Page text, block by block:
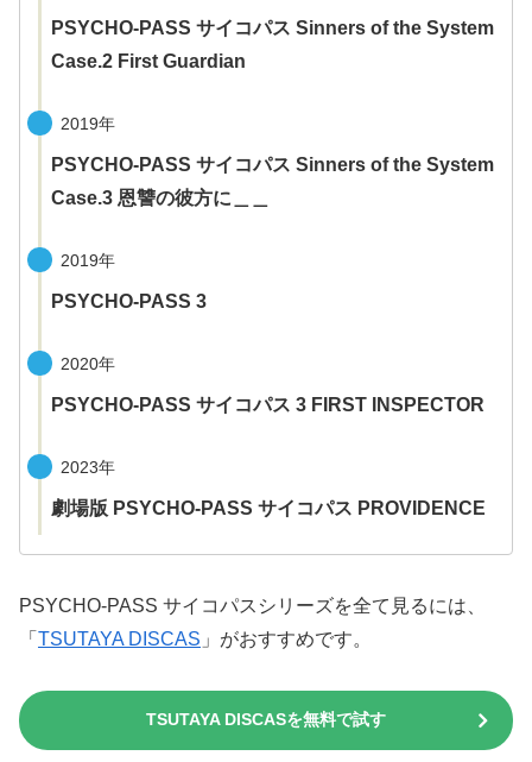
PSYCHO-PASS サイコパス Sinners of the System
Case.2 First Guardian
2019年
PSYCHO-PASS サイコパス Sinners of the System
Case.3 恩讐の彼方に＿＿
2019年
PSYCHO-PASS 3
2020年
PSYCHO-PASS サイコパス 3 FIRST INSPECTOR
2023年
劇場版 PSYCHO-PASS サイコパス PROVIDENCE
PSYCHO-PASS サイコパスシリーズを全て見るには、
「 TSUTAYA DISCAS 」がおすすめです。
TSUTAYA DISCASを無料で試す